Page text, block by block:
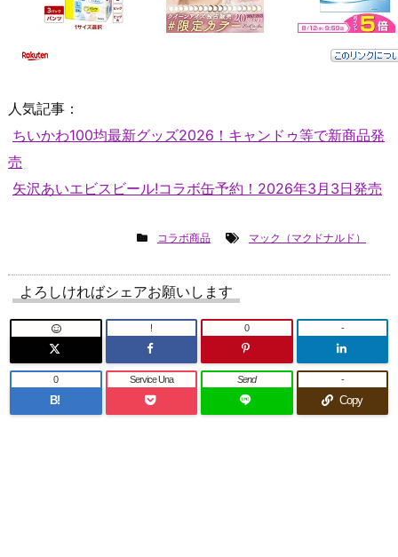
人気記事：
ちいかわ100均最新グッズ2026！キャンドゥ等で新商品発
売
矢沢あいエビスビール!コラボ缶予約！2026年3月3日発売
コラボ商品 マック（マクドナルド）
よろしければシェアお願いします
! 0 -
B!
0 Service Una Send
Copy
-